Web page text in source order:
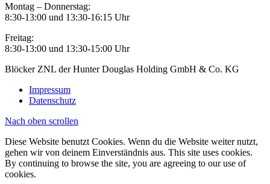
Montag – Donnerstag:
8:30-13:00 und 13:30-16:15 Uhr
Freitag:
8:30-13:00 und 13:30-15:00 Uhr
Blöcker ZNL der Hunter Douglas Holding GmbH & Co. KG
Impressum
Datenschutz
Nach oben scrollen
Diese Website benutzt Cookies. Wenn du die Website weiter nutzt,
gehen wir von deinem Einverständnis aus. This site uses cookies.
By continuing to browse the site, you are agreeing to our use of
cookies.